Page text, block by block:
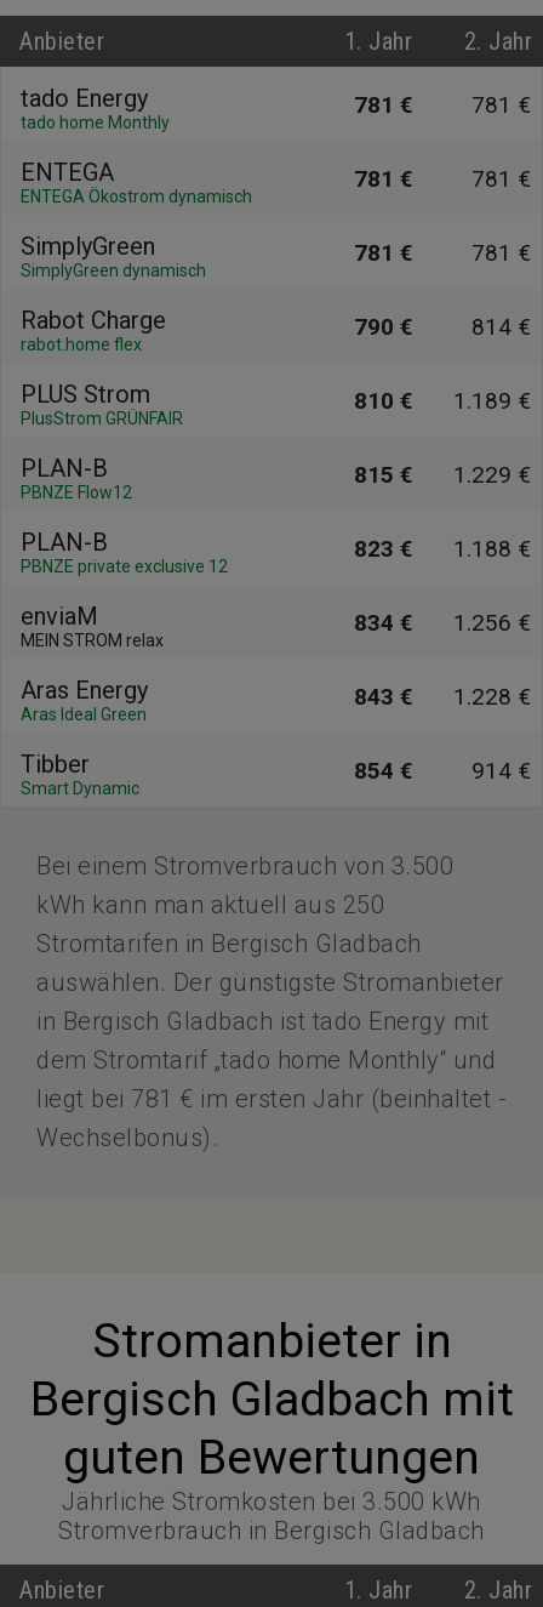
Anbieter 1. Jahr
2. Jahr
tado Energy
tado home Monthly
781 € 781 €
ENTEGA
ENTEGA Ökostrom dynamisch
781 € 781 €
SimplyGreen
SimplyGreen dynamisch
781 € 781 €
Rabot Charge
rabot.home flex
790 € 814 €
PLUS Strom
PlusStrom GRÜNFAIR
810 € 1.189 €
PLAN-B
PBNZE Flow12
815 € 1.229 €
PLAN-B
PBNZE private exclusive 12
823 € 1.188 €
enviaM
MEIN STROM relax
834 € 1.256 €
Aras Energy
Aras Ideal Green
843 € 1.228 €
Tibber
Smart Dynamic
854 € 914 €
Bei einem Stromverbrauch von 3.500
kWh kann man aktuell aus 250
Stromtarifen in Bergisch Gladbach
auswählen. Der günstigste Stromanbieter
in Bergisch Gladbach ist tado Energy mit
dem Stromtarif „tado home Monthly“ und
liegt bei 781 € im ersten Jahr (beinhaltet -
Wechselbonus).
Stromanbieter in
Bergisch Gladbach mit
guten Bewertungen
Jährliche Stromkosten bei 3.500 kWh
Stromverbrauch in Bergisch Gladbach
Anbieter 1. Jahr
2. Jahr